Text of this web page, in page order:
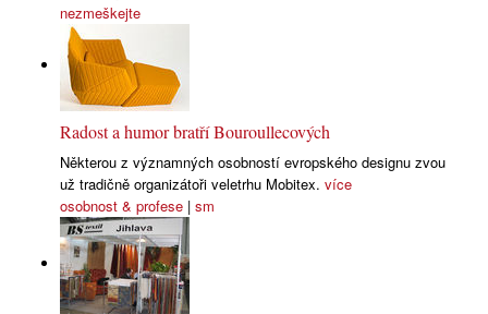
nezmeškejte
Radost a humor bratří Bouroullecových
Některou z významných osobností evropského designu zvou
už tradičně organizátoři veletrhu Mobitex. více
osobnost & profese | sm